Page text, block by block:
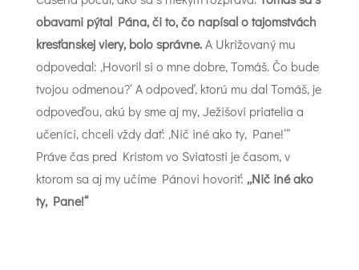
obavami pýtal Pána, či to, čo napísal o tajomstvách
kresťanskej viery, bolo správne.A Ukrižovaný mu
odpovedal: ‚Hovoril si o mne dobre, Tomáš. Čo bude
tvojou odmenou?‘ A odpoveď, ktorú mu dal Tomáš, je
odpoveďou, akú by sme aj my, Ježišovi priatelia a
učeníci, chceli vždy dať: ‚Nič iné ako ty, Pane!‘“
Práve čas pred Kristom vo Sviatosti je časom, v
ktorom sa aj my učíme Pánovi hovoriť: „Nič iné ako
ty, Pane!“